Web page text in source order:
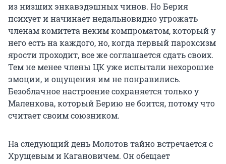
из низших энкавэдэшных чинов. Но Берия
психует и начинает недальновидно угрожать
членам комитета неким компроматом, который у
него есть на каждого, но, когда первый пароксизм
ярости проходит, все же соглашается сдать своих.
Тем не менее члены ЦК уже испытали нехорошие
эмоции, и ощущения им не понравились.
Безоблачное настроение сохраняется только у
Маленкова, который Берию не боится, потому что
считает своим союзником.
На следующий день Молотов тайно встречается с
Хрущевым и Кагановичем. Он обещает